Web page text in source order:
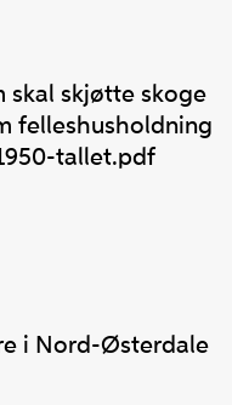
skal skjøtte skoge
felleshusholdning
tallet.pdf
i Nord-Østerdale